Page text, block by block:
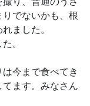
でないかも、根
ました。
。
今まで食べてき
ます。みなさん